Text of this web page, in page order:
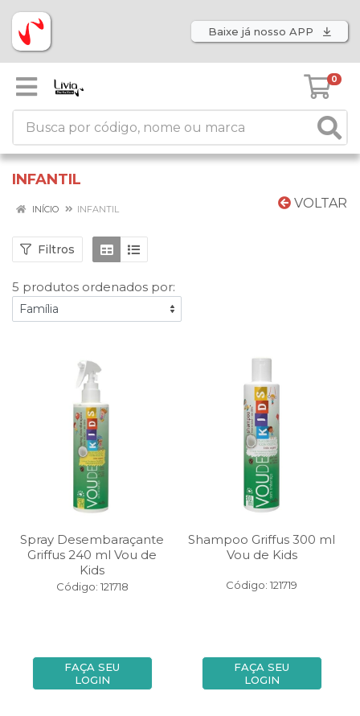
Baixe já nosso APP
0
INFANTIL
VOLTAR
INÍCIO INFANTIL
Filtros
5 produtos ordenados por:
Spray Desembaraçante
Griffus 240 ml Vou de
Kids
Código: 121718
FAÇA SEU
LOGIN
Shampoo Griffus 300 ml
Vou de Kids
Código: 121719
FAÇA SEU
LOGIN